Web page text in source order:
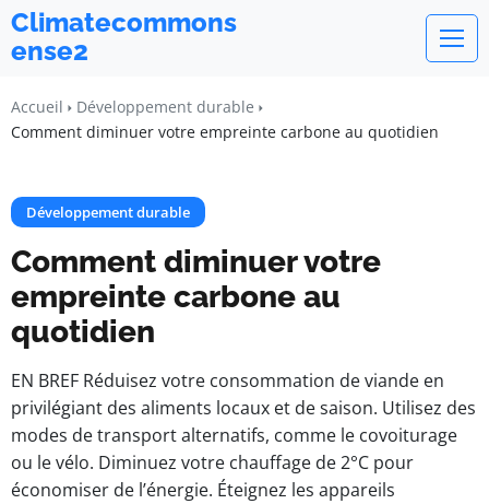
Climatecommons
ense2
Accueil
Développement durable
Comment diminuer votre empreinte carbone au quotidien
Développement durable
Comment diminuer votre
empreinte carbone au
quotidien
EN BREF Réduisez votre consommation de viande en
privilégiant des aliments locaux et de saison. Utilisez des
modes de transport alternatifs, comme le covoiturage
ou le vélo. Diminuez votre chauffage de 2°C pour
économiser de l’énergie. Éteignez les appareils